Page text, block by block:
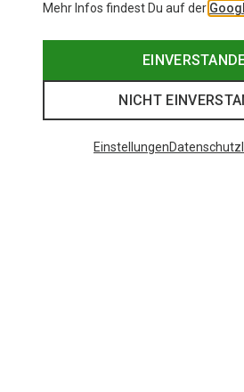
Mehr Infos findest Du auf der
NICHT
EinstellungenDatenschutz